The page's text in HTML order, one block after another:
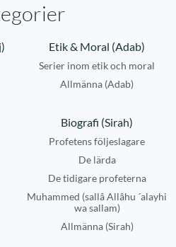
Etik & Moral (Adab)
Serier inom etik och moral
Allmänna (Adab)
Biografi (Sirah)
Profetens följeslagare
De lärda
De tidigare profeterna
Muhammed (sallâ Allâhu ´alayhi
wa sallam)
Allmänna (Sirah)